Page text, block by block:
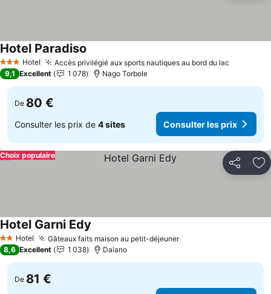
3 ÉtoilesHotel Accès privilégié aux sports nautiques au bord du lac
Hotel Paradiso
9,1 Excellent 1 078 Nago Torbole
De 80 €
Consulter les prix de 4 sites Consulter les prix
Partager
Choix populaire
2 Étoiles
Hotel Gâteaux faits maison au petit-déjeunerConsulter les prix
Hotel Garni Edy
8,6 Excellent 1 038 Daiano
De 81 €